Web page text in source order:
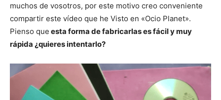
muchos de vosotros, por este motivo creo conveniente
compartir este vídeo que he Visto en «Ocio Planet».
Pienso que esta forma de fabricarlas es fácil y muy
rápida ¿quieres intentarlo?